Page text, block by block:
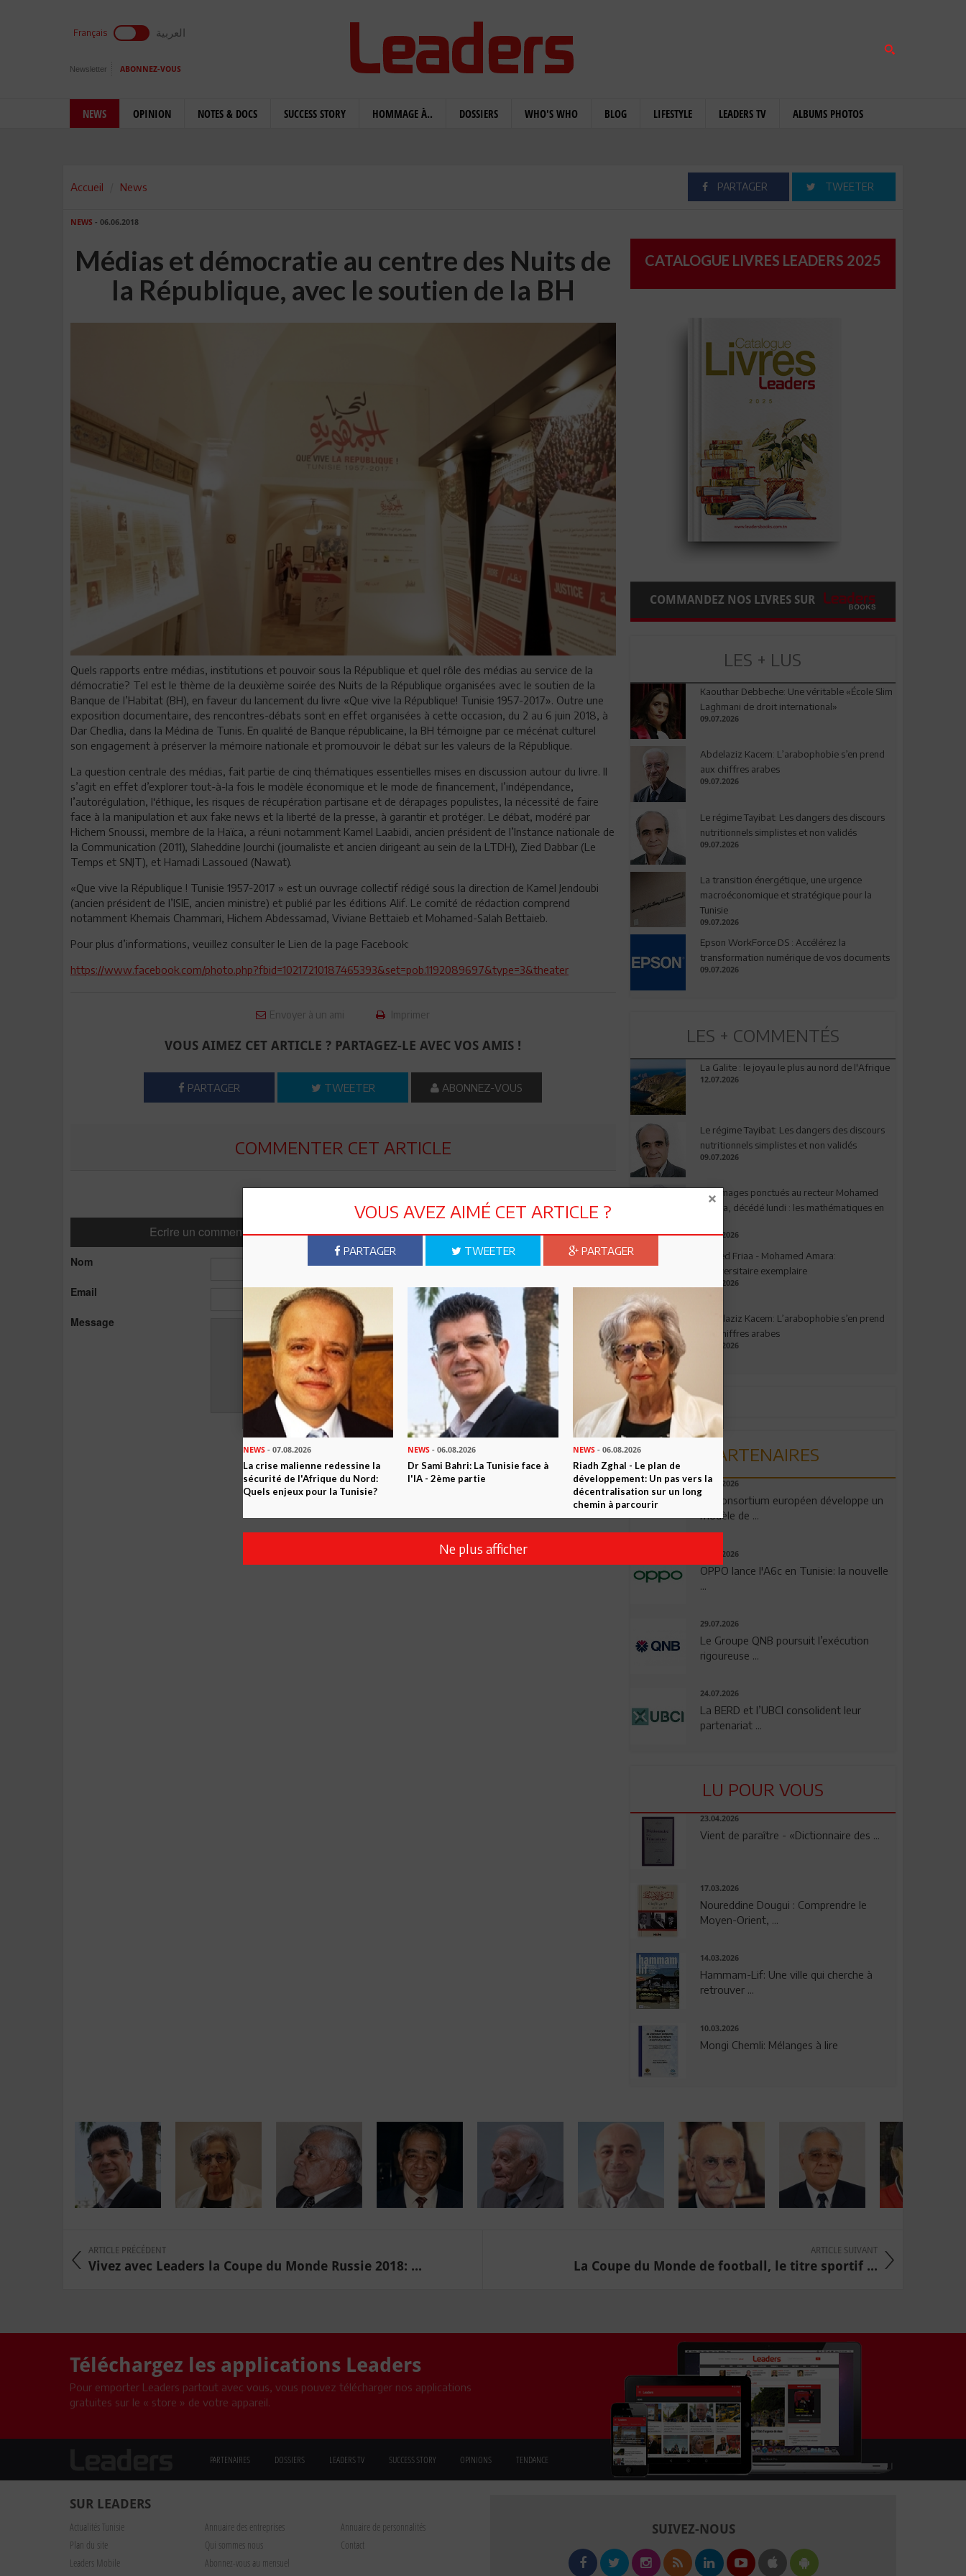
Français العربية
Newsletter ABONNEZ-VOUS
NEWS OPINION NOTES & DOCS SUCCESS STORY HOMMAGE À.. DOSSIERS WHO'S WHO BLOG LIFESTYLE LEADERS TV ALBUMS PHOTOS
Accueil News PARTAGER TWEETER
NEWS - 06.06.2018
Médias et démocratie au centre des Nuits de
la République, avec le soutien de la BH
Quels rapports entre médias, institutions et pouvoir sous la République et quel rôle des médias au service de la
démocratie? Tel est le thème de la deuxième soirée des Nuits de la République organisées avec le soutien de la
Banque de l’Habitat (BH), en faveur du lancement du livre «Que vive la République! Tunisie 1957-2017». Outre une
exposition documentaire, des rencontres-débats sont en effet organisées à cette occasion, du 2 au 6 juin 2018, à
Dar Chedlia, dans la Médina de Tunis. En qualité de Banque républicaine, la BH témoigne par ce mécénat culturel
son engagement à préserver la mémoire nationale et promouvoir le débat sur les valeurs de la République.
La question centrale des médias, fait partie de cinq thématiques essentielles mises en discussion autour du livre. Il
s’agit en effet d’explorer tout-à-la fois le modèle économique et le mode de financement, l’indépendance,
l’autorégulation, l‘éthique, les risques de récupération partisane et de dérapages populistes, la nécessité de faire
face à la manipulation et aux fake news et la liberté de la presse, à garantir et protéger. Le débat, modéré par
Hichem Snoussi, membre de la Haïca, a réuni notamment Kamel Laabidi, ancien président de l’Instance nationale de
la Communication (2011), Slaheddine Jourchi (journaliste et ancien dirigeant au sein de la LTDH), Zied Dabbar (Le
Temps et SNJT), et Hamadi Lassoued (Nawat).
«Que vive la République ! Tunisie 1957-2017 » est un ouvrage collectif rédigé sous la direction de Kamel Jendoubi
(ancien président de l’ISIE, ancien ministre) et publié par les éditions Alif. Le comité de rédaction comprend
notamment Khemais Chammari, Hichem Abdessamad, Viviane Bettaieb et Mohamed-Salah Bettaieb.
Pour plus d’informations, veuillez consulter le Lien de la page Facebook:
https://www.facebook.com/photo.php?fbid=10217210187465393&set=pob.1192089697&type=3&theater
Envoyer à un ami Imprimer
VOUS AIMEZ CET ARTICLE ? PARTAGEZ-LE AVEC VOS AMIS !
PARTAGER TWEETER ABONNEZ-VOUS
COMMENTER CET ARTICLE
Ecrire un commentaire Commenter
Nom
Email
Message
Envoyer
CATALOGUE LIVRES LEADERS 2025
COMMANDEZ NOS LIVRES SUR
LES + LUS
Kaouthar Debbeche: Une véritable «École Slim
Laghmani de droit international»
09.07.2026
Abdelaziz Kacem: L’arabophobie s’en prend
aux chiffres arabes
09.07.2026
Le régime Tayibat: Les dangers des discours
nutritionnels simplistes et non validés
09.07.2026
La transition énergétique, une urgence
macroéconomique et stratégique pour la
Tunisie
09.07.2026
Epson WorkForce DS : Accélérez la
transformation numérique de vos documents
09.07.2026
LES + COMMENTÉS
La Galite : le joyau le plus au nord de l'Afrique
12.07.2026
Le régime Tayibat: Les dangers des discours
nutritionnels simplistes et non validés
09.07.2026
Hommages ponctués au recteur Mohamed
Amara, décédé lundi : les mathématiques en
03.08.2026
Ahmed Friaa - Mohamed Amara:
l’Universitaire exemplaire
04.08.2026
Abdelaziz Kacem: L’arabophobie s’en prend
aux chiffres arabes
09.07.2026
PARTENAIRES
06.08.2026
Un consortium européen développe un
modèle de ...
04.08.2026
OPPO lance l'A6c en Tunisie: la nouvelle
...
29.07.2026
Le Groupe QNB poursuit l’exécution
rigoureuse ...
24.07.2026
La BERD et l’UBCI consolident leur
partenariat ...
LU POUR VOUS
23.04.2026
Vient de paraître - «Dictionnaire des ...
17.03.2026
Noureddine Dougui : Comprendre le
Moyen-Orient, ...
14.03.2026
Hammam-Lif: Une ville qui cherche à
retrouver ...
10.03.2026
Mongi Chemli: Mélanges à lire
ARTICLE PRÉCÉDENT
Vivez avec Leaders la Coupe du Monde Russie 2018: ...
ARTICLE SUIVANT
La Coupe du Monde de football, le titre sportif ...
Téléchargez les applications Leaders
Pour emporter Leaders partout avec vous, vous pouvez télécharger nos applications
gratuites sur le « store » de votre appareil.
PARTENAIRES DOSSIERS LEADERS TV SUCCESS STORY OPINIONS TENDANCE
SUR LEADERS
Actualités Tunisie Annuaire des entreprises
Annuaire de personnalités
Plan du site
Qui sommes nous
Contact
Leaders Mobile
Abonnez-vous au mensuel
SUIVEZ-NOUS
VOUS AVEZ AIMÉ CET ARTICLE ?
PARTAGER TWEETER PARTAGER
NEWS - 07.08.2026
La crise malienne redessine la
sécurité de l'Afrique du Nord:
Quels enjeux pour la Tunisie?
NEWS - 06.08.2026
Dr Sami Bahri: La Tunisie face à
l'IA - 2ème partie
NEWS- 06.08.2026
Riadh Zghal - Le plan de
développement: Un pas vers la
décentralisation sur un long
chemin à parcourir
Ne plus afficher